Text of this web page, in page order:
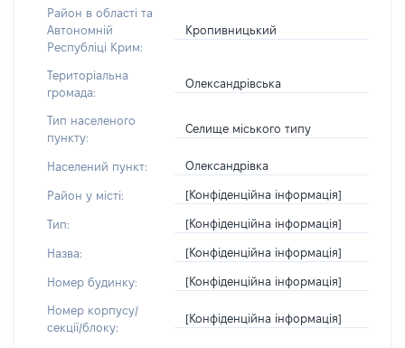
Район в області та
Автономній
Республіці Крим:
Кропивницький
Територіальна
громада:
Олександрівська
Тип населеного
пункту:
Селище міського типу
Населений пункт: Олександрівка
Район у місті: [Конфіденційна інформація]
Тип: [Конфіденційна інформація]
Назва: [Конфіденційна інформація]
Номер будинку: [Конфіденційна інформація]
Номер корпусу/
секції/блоку:
[Конфіденційна інформація]